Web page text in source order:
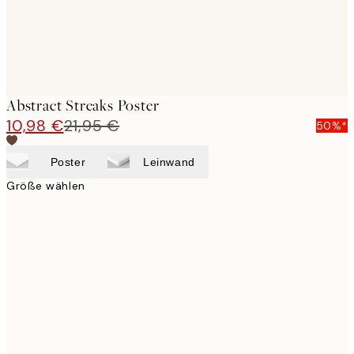
Abstract Streaks Poster
10,98 €21,95 € 50%*
Poster Leinwand
Größe wählen